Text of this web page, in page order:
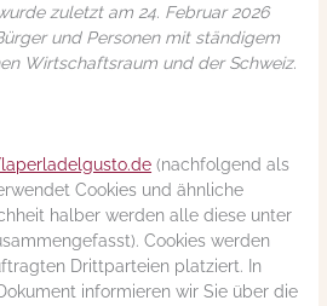
zuletzt am 24. Februar 2026
und Personen mit ständigem
Wirtschaftsraum und der Schweiz.
(nachfolgend als
Cookies und ähnliche
halber werden alle diese unter
Cookies werden
Drittparteien platziert. In
informieren wir Sie über die